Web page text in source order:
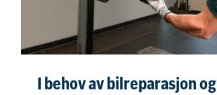
I behov av bilreparasjon